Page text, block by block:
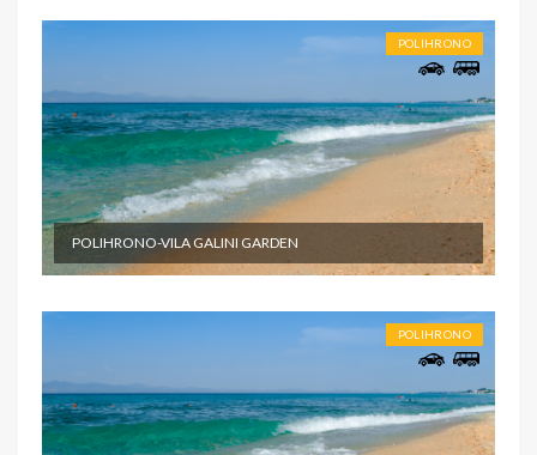
POLIHRONO
POLIHRONO-VILA GALINI GARDEN
POLIHRONO